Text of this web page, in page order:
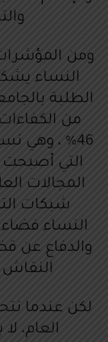
ومن
الطلبة
من
46% ، وهي
التي أصبحت
المجالات
شبكات
النساء
والدفاع عن
النقاش
لكن عندما
العام،